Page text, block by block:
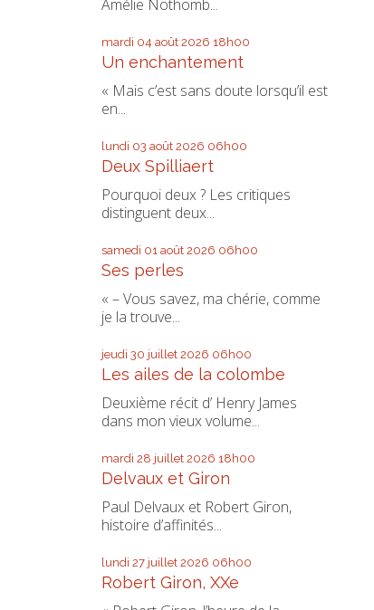
Amélie Nothomb...
mardi 04 août 2026 18h00
Un enchantement
« Mais c’est sans doute lorsqu’il est
en...
lundi 03 août 2026 06h00
Deux Spilliaert
Pourquoi deux ? Les critiques
distinguent deux...
samedi 01 août 2026 06h00
Ses perles
« – Vous savez, ma chérie, comme
je la trouve...
jeudi 30 juillet 2026 06h00
Les ailes de la colombe
Deuxième récit d’ Henry James
dans mon vieux volume...
mardi 28 juillet 2026 18h00
Delvaux et Giron
Paul Delvaux et Robert Giron,
histoire d’affinités...
lundi 27 juillet 2026 06h00
Robert Giron, XXe